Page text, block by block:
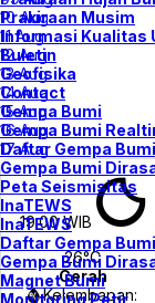
Prakiraan Musim
Informasi Kualitas
Buletin
Geofisika
Contact
Gempa Bumi
Gempa Bumi
Daftar Gempa Bumi
Gempa Bumi
Peta Seismisitas
InaTEWS
InaTEWS
Daftar Gempa Bumi
Gempa Bumi
Magnet Bumi
Monitoring Petir
10 Aug
11 Aug
12 Aug
13 Aug
14 Aug
15 Aug
16 Aug
17 Aug
19:00 WIB
26°C
Cerah
Kelembapan: